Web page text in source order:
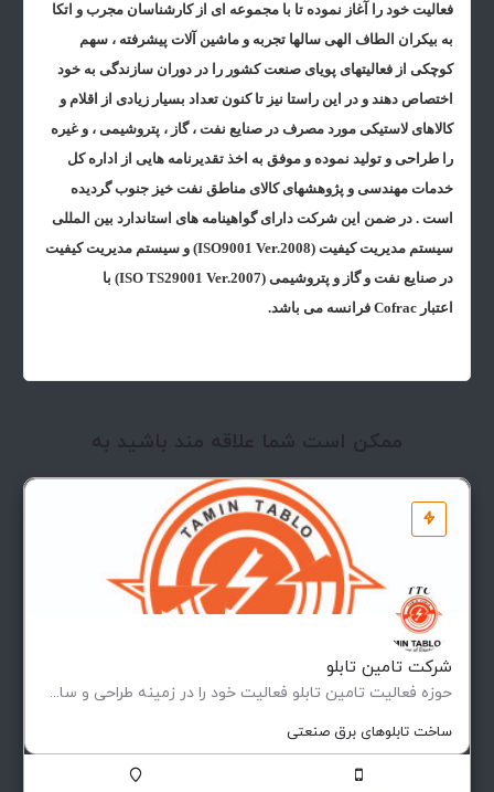
فعالیت خود را آغاز نموده تا با مجموعه ای از کارشناسان مجرب و اتکا
به بیکران الطاف الهی سالها تجربه و ماشین آلات پیشرفته ، سهم
کوچکی از فعالیتهای پویای صنعت کشور را در دوران سازندگی به خود
اختصاص دهند و در این راستا نیز تا کنون تعداد بسیار زیادی از اقلام و
کالاهای لاستیکی مورد مصرف در صنایع نفت ، گاز ، پتروشیمی ، و غیره
را طراحی و تولید نموده و موفق به اخذ تقدیرنامه هایی از اداره کل
خدمات مهندسی و پژوهشهای کالای مناطق نفت خیز جنوب گردیده
است . در ضمن این شرکت دارای گواهینامه های استاندارد بین المللی
سیستم مدیریت کیفیت (ISO9001 Ver.2008)
و سیستم مدیریت کیفیت
در صنایع نفت و گاز و پتروشیمی (ISO TS29001 Ver.2007)
با
اعتبار Cofrac فرانسه می باشد.
ممکن است شما علاقه مند باشید به
شرکت تامین تابلو
حوزه فعالیت تامین تابلو فعاليت خود را در زمينه طراحی و ساخت انواع تابلوهای فشار ضعيف و متوسط (فيكس و كشويی)…
ساخت تابلوهای برق صنعتی